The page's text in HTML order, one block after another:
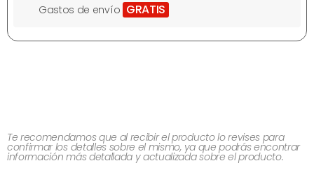
Gastos de envío GRATIS
Te recomendamos que al recibir el producto lo revises para
confirmar los detalles sobre el mismo, ya que podrás encontrar
información más detallada y actualizada sobre el producto.